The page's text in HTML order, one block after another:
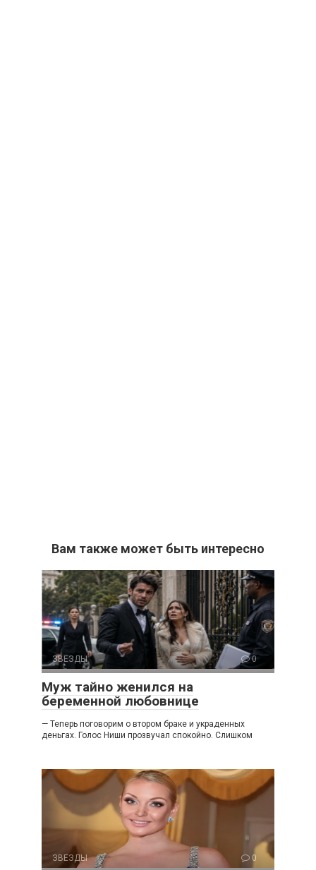
Вам также может быть интересно
ЗВЕЗДЫ 0
Муж тайно женился на
беременной любовнице
— Теперь поговорим о втором браке и украденных
деньгах. Голос Ниши прозвучал спокойно. Слишком
ЗВЕЗДЫ 0